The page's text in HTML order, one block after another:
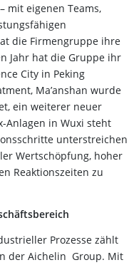
mit eigenen Teams,
die Firmengruppe ihre
Jahr hat die Gruppe ihr
City in Peking
Ma’anshan wurde
ein weiterer neuer
Anlagen in Wuxi steht
unterstreichen
Wertschöpfung, hoher
Reaktionszeiten zu
Prozesse zählt
der Aichelin Group. Mit